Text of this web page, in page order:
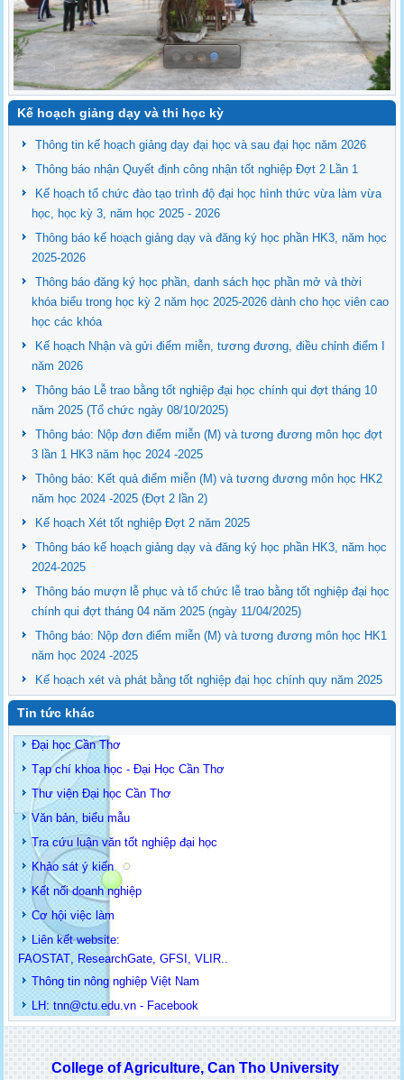
Kế hoạch giảng dạy và thi học kỳ
Thông tin kế hoạch giảng dạy đại học và sau đại học năm 2026
Thông báo nhận Quyết định công nhận tốt nghiệp Đợt 2 Lần 1
Kế hoạch tổ chức đào tạo trình độ đại học hình thức vừa làm vừa
học, học kỳ 3, năm học 2025 - 2026
Thông báo kế hoạch giảng dạy và đăng ký học phần HK3, năm học
2025-2026
Thông báo đăng ký học phần, danh sách học phần mở và thời
khóa biểu trong học kỳ 2 năm học 2025-2026 dành cho học viên cao
học các khóa
Kế hoạch Nhận và gửi điểm miễn, tương đương, điều chỉnh điểm I
năm 2026
Thông báo Lễ trao bằng tốt nghiệp đại học chính qui đợt tháng 10
năm 2025 (Tổ chức ngày 08/10/2025)
Thông báo: Nộp đơn điểm miễn (M) và tương đương môn học đợt
3 lần 1 HK3 năm học 2024 -2025
Thông báo: Kết quả điểm miễn (M) và tương đương môn học HK2
năm học 2024 -2025 (Đợt 2 lần 2)
Kế hoạch Xét tốt nghiệp Đợt 2 năm 2025
Thông báo kế hoạch giảng dạy và đăng ký học phần HK3, năm học
2024-2025
Thông báo mượn lễ phục và tổ chức lễ trao bằng tốt nghiệp đại học
chính qui đợt tháng 04 năm 2025 (ngày 11/04/2025)
Thông báo: Nộp đơn điểm miễn (M) và tương đương môn học HK1
năm học 2024 -2025
Kế hoạch xét và phát bằng tốt nghiệp đại học chính quy năm 2025
Tin tức khác
Đại học Cần Thơ
Tạp chí khoa học - Đại Học Cần Thơ
Thư viện Đại học Cần Thơ
Văn bản, biểu mẫu
Tra cứu luận văn tốt nghiệp đại học
Khảo sát ý kiến
Kết nối doanh nghiệp
Cơ hội việc làm
Liên kết website:
FAOSTAT
ResearchGate ,GFSI ,VLIR
Thông tin nông nghiệp Việt Nam
LH: tnn@ctu.edu.vn - Facebook
College of Agriculture, Can Tho University